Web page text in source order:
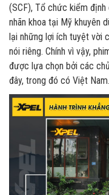
(SCF), Tổ chức kiểm
nhãn khoa tại Mỹ khuyên
lại những lợi ích tuyệt vời
nói riêng. Chính vì vậy,
được lựa chọn bởi các
đây, trong đó có Việt Nam.